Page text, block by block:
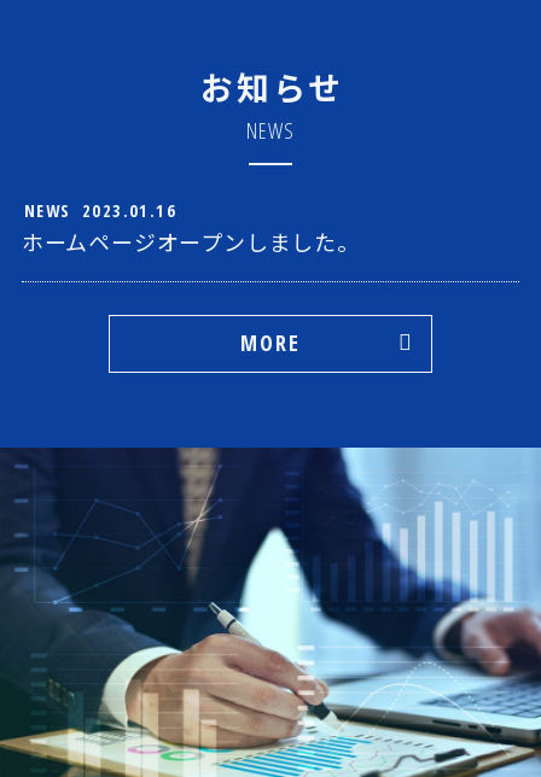
お知らせ
NEWS
NEWS 2023.01.16
ホームページオープンしました。
MORE